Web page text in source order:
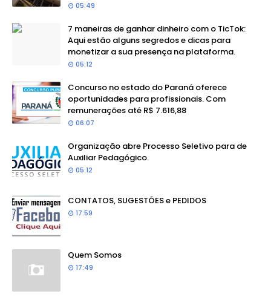
05:49
7 maneiras de ganhar dinheiro com o TicTok:
Aqui estão alguns segredos e dicas para
monetizar a sua presença na plataforma.
05:12
Concurso no estado do Paraná oferece
oportunidades para profissionais. Com
remunerações até R$ 7.616,88
06:07
Organização abre Processo Seletivo para de
Auxiliar Pedagógico.
05:12
CONTATOS, SUGESTÕES e PEDIDOS
17:59
Quem Somos
17:49